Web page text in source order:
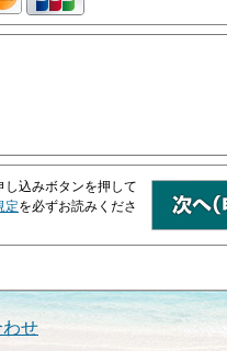
込みボタンを押して
定を必ずお読みくださ
せ